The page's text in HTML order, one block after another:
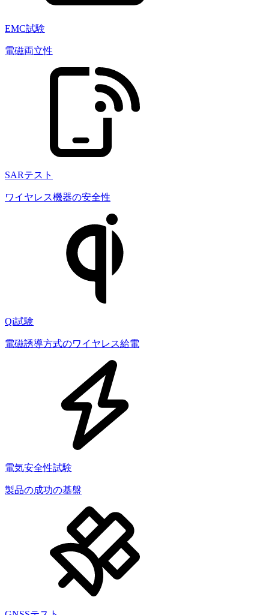
EMC試験
電磁両立性
SARテスト
ワイヤレス機器の安全性
Qi試験
電磁誘導方式のワイヤレス給電
電気安全性試験
製品の成功の基盤